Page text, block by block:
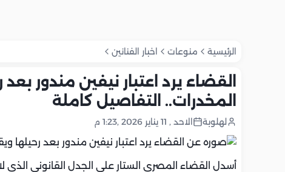
الرئيسية منوعات اخبار الفنانين
القضاء يرد اعتبار نيفين مندور
المخدرات.. التفاصيل كاملة
لهلوبة الاحد , 11 يناير 2026 ,1:23 م
أسدل القضاء المصري الستار على الجدل القانوني الذي